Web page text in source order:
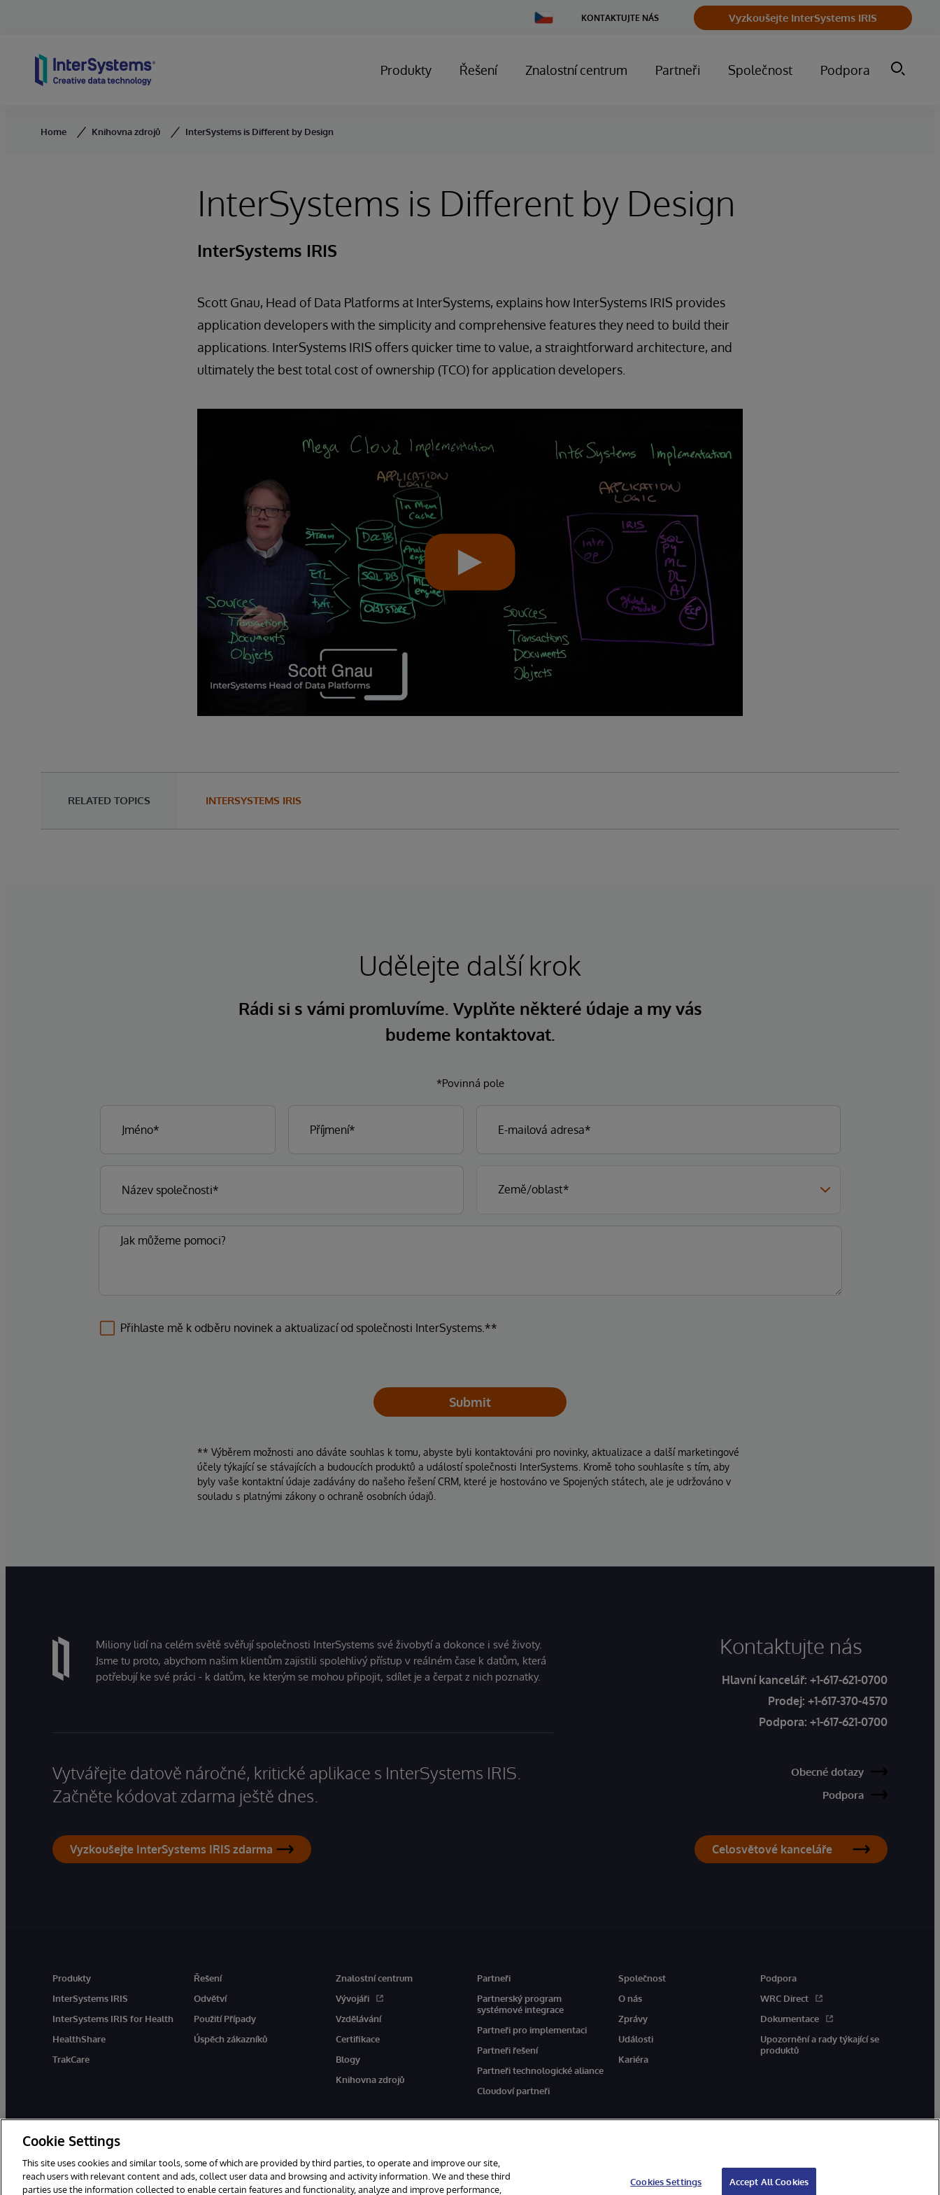
Change
Country
KONTAKTUJTE NÁS Vyzkoušejte InterSystems IRIS
Produkty Řešení Znalostní centrum Partneři Společnost Podpora
Home Knihovna zdrojů InterSystems is Different by Design
InterSystems is Different by Design
InterSystems IRIS
Scott Gnau, Head of Data Platforms at InterSystems, explains how InterSystems IRIS provides
application developers with the simplicity and comprehensive features they need to build their
applications. InterSystems IRIS offers quicker time to value, a straightforward architecture, and
ultimately the best total cost of ownership (TCO) for application developers.
RELATED TOPICS INTERSYSTEMS IRIS
Udělejte další krok
Rádi si s vámi promluvíme. Vyplňte některé údaje a my vás
budeme kontaktovat.
*Povinná pole
Přihlaste mě k odběru novinek a aktualizací od společnosti InterSystems.**
Submit
** Výběrem možnosti ano dáváte souhlas k tomu, abyste byli kontaktováni pro novinky, aktualizace a další marketingové
účely týkající se stávajících a budoucích produktů a událostí společnosti InterSystems. Kromě toho souhlasíte s tím, aby
byly vaše kontaktní údaje zadávány do našeho řešení CRM, které je hostováno ve Spojených státech, ale je udržováno v
souladu s platnými zákony o ochraně osobních údajů.
Miliony lidí na celém světě svěřují společnosti InterSystems své živobytí a dokonce i své životy.
Jsme tu proto, abychom našim klientům zajistili spolehlivý přístup v reálném čase k datům, která
potřebují ke své práci - k datům, ke kterým se mohou připojit, sdílet je a čerpat z nich poznatky.
Vytvářejte datově náročné, kritické aplikace s InterSystems IRIS.
Začněte kódovat zdarma ještě dnes.
Vyzkoušejte InterSystems IRIS zdarma
Kontaktujte nás
Hlavní kancelář: +1-617-621-0700
Prodej: +1-617-370-4570
Podpora: +1-617-621-0700
Obecné dotazy
Podpora
Celosvětové kanceláře
Produkty
InterSystems IRIS
InterSystems IRIS for Health
HealthShare
TrakCare
Řešení
Odvětví
Použití Případy
Úspěch zákazníků
Znalostní centrum
Vývojáři
Vzdělávání
Certifikace
Blogy
Knihovna zdrojů
Partneři
Partnerský program
systémové integrace
Partneři pro implementaci
Partneři řešení
Partneři technologické aliance
Cloudoví partneři
Společnost
O nás
Zprávy
Události
Kariéra
Podpora
WRC Direct
Dokumentace
Upozornění a rady týkající se
produktů
© 1996-2026 InterSystems Corporation, Boston, MA. Všechna práva vyhrazena. Oznámení/podmínky a pravidla Prohlášení o ochraně osobních údajů
Cookie Settings
This site uses cookies and similar tools, some of which are provided by third parties, to operate and improve our site,
reach users with relevant content and ads, collect user data and browsing and activity information. We and these third
parties use the information collected to enable certain features and functionality, analyze and improve performance,
Cookies Settings Accept All Cookies